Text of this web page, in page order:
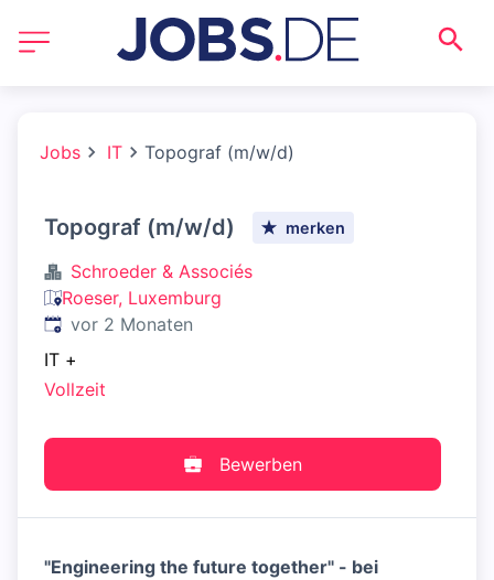
Jobs IT Topograf (m/w/d)
Topograf (m/w/d) merken
Schroeder & Associés
Roeser, Luxemburg
Veröffentlicht:
vor 2 Monaten
IT +
Vollzeit
Bewerben
"Engineering the future together" - bei